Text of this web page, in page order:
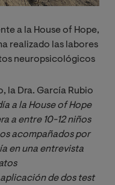
a la House of Hope,
realizado las labores
neuropsicológicos
la Dra. García Rubio
a la House of Hope
a entre 10-12 niños
acompañados por
en una entrevista
de dos test